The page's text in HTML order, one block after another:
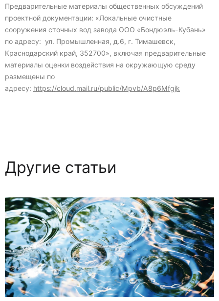
Предварительные материалы общественных обсуждений
проектной документации: «Локальные очистные
сооружения сточных вод завода ООО «Бондюэль-Кубань»
по адресу: ул. Промышленная, д.6, г. Тимашевск,
Краснодарский край, 352700», включая предварительные
материалы оценки воздействия на окружающую среду
размещены по
адресу: https://cloud.mail.ru/public/Mpvb/A8p6Mfgjk
Другие статьи